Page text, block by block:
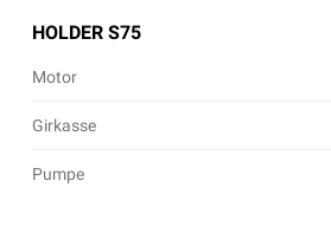
HOLDER S75
Motor
Girkasse
Pumpe